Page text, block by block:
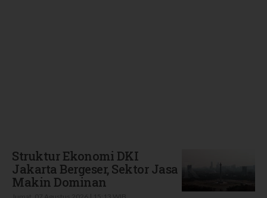
Struktur Ekonomi DKI
Jakarta Bergeser, Sektor Jasa
Makin Dominan